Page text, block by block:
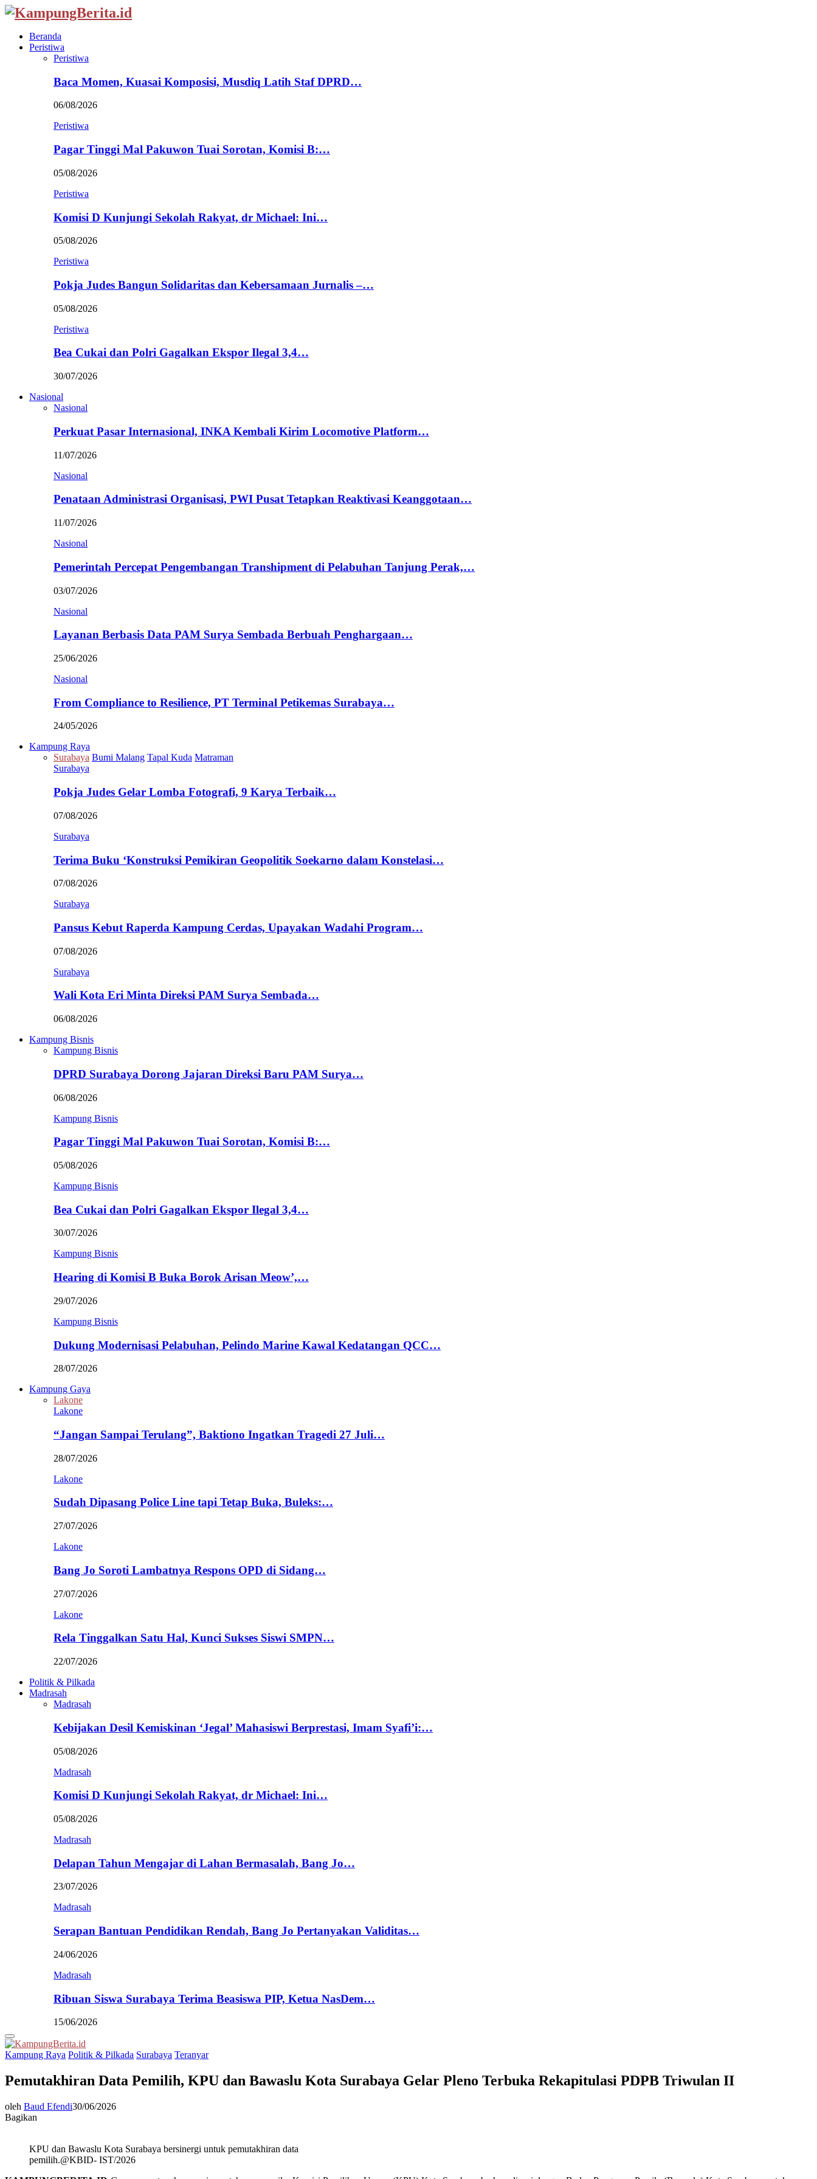
Beranda
Peristiwa
Peristiwa
Baca Momen, Kuasai Komposisi, Musdiq Latih Staf DPRD…
06/08/2026
Peristiwa
Pagar Tinggi Mal Pakuwon Tuai Sorotan, Komisi B:…
05/08/2026
Peristiwa
Komisi D Kunjungi Sekolah Rakyat, dr Michael: Ini…
05/08/2026
Peristiwa
Pokja Judes Bangun Solidaritas dan Kebersamaan Jurnalis –…
05/08/2026
Peristiwa
Bea Cukai dan Polri Gagalkan Ekspor Ilegal 3,4…
30/07/2026
Nasional
Nasional
Perkuat Pasar Internasional, INKA Kembali Kirim Locomotive Platform…
11/07/2026
Nasional
Penataan Administrasi Organisasi, PWI Pusat Tetapkan Reaktivasi Keanggotaan…
11/07/2026
Nasional
Pemerintah Percepat Pengembangan Transhipment di Pelabuhan Tanjung Perak,…
03/07/2026
Nasional
Layanan Berbasis Data PAM Surya Sembada Berbuah Penghargaan…
25/06/2026
Nasional
From Compliance to Resilience, PT Terminal Petikemas Surabaya…
24/05/2026
Kampung Raya
Surabaya Bumi Malang Tapal Kuda Matraman
Surabaya
Pokja Judes Gelar Lomba Fotografi, 9 Karya Terbaik…
07/08/2026
Surabaya
Terima Buku ‘Konstruksi Pemikiran Geopolitik Soekarno dalam Konstelasi…
07/08/2026
Surabaya
Pansus Kebut Raperda Kampung Cerdas, Upayakan Wadahi Program…
07/08/2026
Surabaya
Wali Kota Eri Minta Direksi PAM Surya Sembada…
06/08/2026
Kampung Bisnis
Kampung Bisnis
DPRD Surabaya Dorong Jajaran Direksi Baru PAM Surya…
06/08/2026
Kampung Bisnis
Pagar Tinggi Mal Pakuwon Tuai Sorotan, Komisi B:…
05/08/2026
Kampung Bisnis
Bea Cukai dan Polri Gagalkan Ekspor Ilegal 3,4…
30/07/2026
Kampung Bisnis
Hearing di Komisi B Buka Borok Arisan Meow’,…
29/07/2026
Kampung Bisnis
Dukung Modernisasi Pelabuhan, Pelindo Marine Kawal Kedatangan QCC…
28/07/2026
Kampung Gaya
Lakone
Lakone
“Jangan Sampai Terulang”, Baktiono Ingatkan Tragedi 27 Juli…
28/07/2026
Lakone
Sudah Dipasang Police Line tapi Tetap Buka, Buleks:…
27/07/2026
Lakone
Bang Jo Soroti Lambatnya Respons OPD di Sidang…
27/07/2026
Lakone
Rela Tinggalkan Satu Hal, Kunci Sukses Siswi SMPN…
22/07/2026
Politik & Pilkada
Madrasah
Madrasah
Kebijakan Desil Kemiskinan ‘Jegal’ Mahasiswi Berprestasi, Imam Syafi’i:…
05/08/2026
Madrasah
Komisi D Kunjungi Sekolah Rakyat, dr Michael: Ini…
05/08/2026
Madrasah
Delapan Tahun Mengajar di Lahan Bermasalah, Bang Jo…
23/07/2026
Madrasah
Serapan Bantuan Pendidikan Rendah, Bang Jo Pertanyakan Validitas…
24/06/2026
Madrasah
Ribuan Siswa Surabaya Terima Beasiswa PIP, Ketua NasDem…
15/06/2026
Primary
Menu
Kampung Raya Politik & Pilkada Surabaya Teranyar
Pemutakhiran Data Pemilih, KPU dan Bawaslu Kota Surabaya Gelar Pleno Terbuka Rekapitulasi PDPB Triwulan II
oleh Baud Efendi30/06/2026
Bagikan
KPU dan Bawaslu Kota Surabaya bersinergi untuk pemutakhiran data
pemilih.@KBID- IST/2026